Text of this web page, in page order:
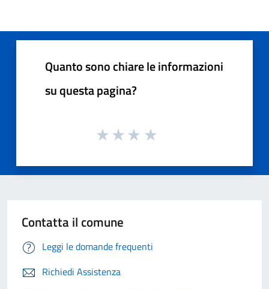
Quanto sono chiare le informazioni
su questa pagina?
Contatta il comune
Leggi le domande frequenti
Richiedi Assistenza